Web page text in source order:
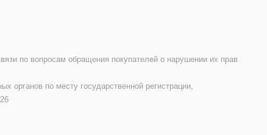
по вопросам обращения покупателей о нарушении их прав
органов по месту государственной регистрации,